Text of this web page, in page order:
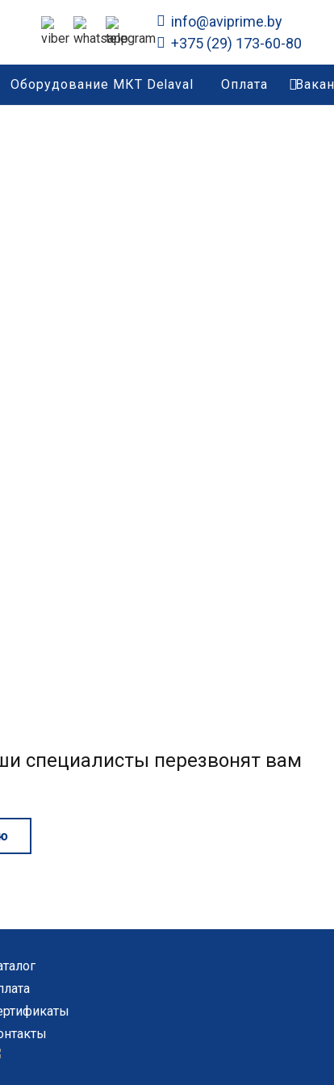
info@aviprime.by
+375 (29) 173-60-80
Оборудование МКТ Delaval Оплата
специалисты перезвонят вам